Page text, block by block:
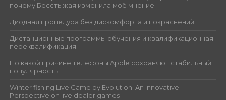
почему Бесстыжая изменила моё мнение
Диодная процедура без дискомфорта и покраснений
Дистанционные программы обучения и квалификационная
переквалификация
По какой причине телефоны Apple сохраняют стабильный
популярность
Winter fishing Live Game by Evolution: An Innovative
Perspective on live dealer games